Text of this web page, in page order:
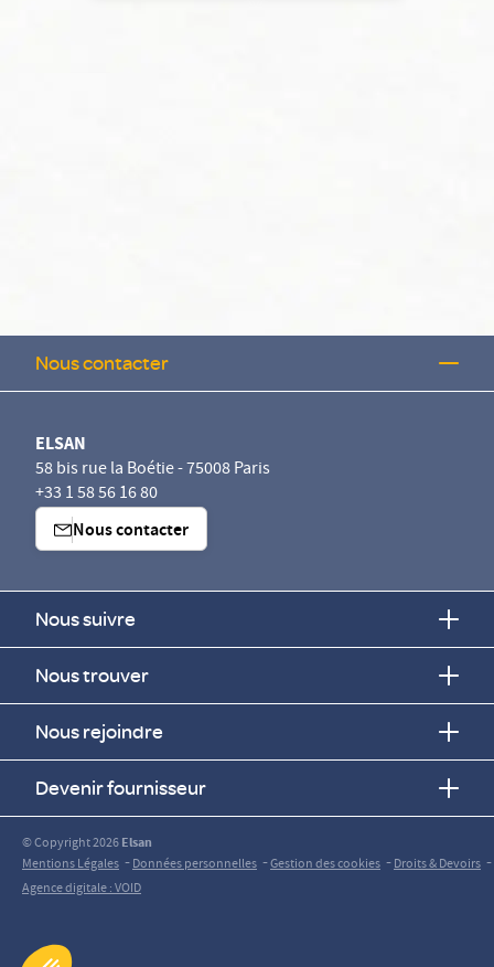
Nous contacter
ELSAN
58 bis rue la Boétie - 75008 Paris
+33 1 58 56 16 80
Nous contacter
Nous suivre
Nous trouver
Nous rejoindre
Devenir fournisseur
© Copyright 2026Elsan
Mentions Légales -Données personnelles -Gestion des cookies -Droits & Devoirs -
Agence digitale : VOID